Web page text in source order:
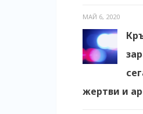
МАЙ 6, 2020
жертви и